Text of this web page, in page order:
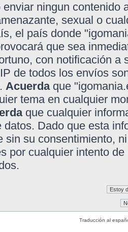
ningun contenido
sexual o
el país donde
que sea
con notificación a
de todos los envíos
Acuerdaque
tema en cualquier
que cualquier
datos. Dado que esta
sin su consentimiento,
por cualquier intento
Traducción al